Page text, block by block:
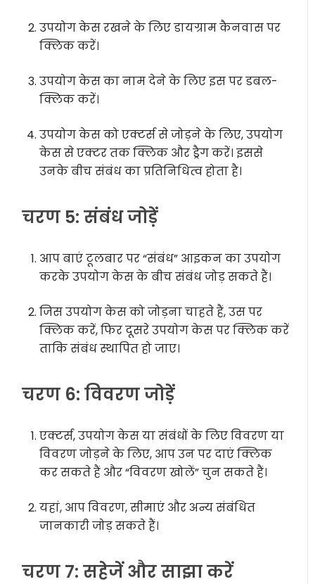
उपयोग केस रखने के लिए डायग्राम कैनवास पर
क्लिक करें।
उपयोग केस का नाम देने के लिए इस पर डबल-
क्लिक करें।
उपयोग केस को एक्टर्स से जोड़ने के लिए, उपयोग
केस से एक्टर तक क्लिक और ड्रैग करें। इससे
उनके बीच संबंध का प्रतिनिधित्व होता है।
चरण 5: संबंध जोड़ें
आप बाएं टूलबार पर “संबंध” आइकन का उपयोग
करके उपयोग केस के बीच संबंध जोड़ सकते हैं।
जिस उपयोग केस को जोड़ना चाहते हैं, उस पर
क्लिक करें, फिर दूसरे उपयोग केस पर क्लिक करें
ताकि संबंध स्थापित हो जाए।
चरण 6: विवरण जोड़ें
एक्टर्स, उपयोग केस या संबंधों के लिए विवरण या
विवरण जोड़ने के लिए, आप उन पर दाएं क्लिक
कर सकते हैं और “विवरण खोलें” चुन सकते हैं।
यहां, आप विवरण, सीमाएं और अन्य संबंधित
जानकारी जोड़ सकते हैं।
चरण 7: सहेजें और साझा करें